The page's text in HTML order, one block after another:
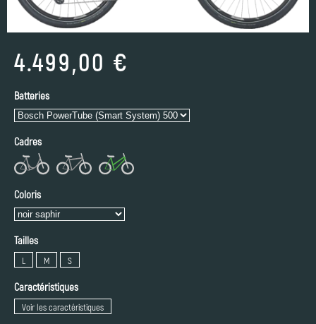
4.499,00 €
Batteries
Cadres
Coloris
Tailles
L M S
Caractéristiques
Voir les caractéristiques